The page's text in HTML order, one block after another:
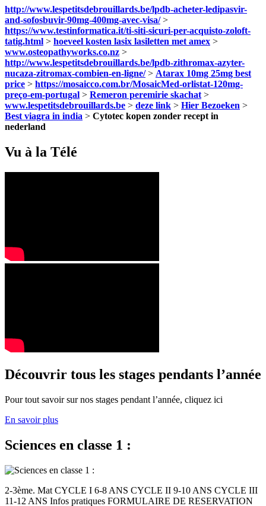
http://www.lespetitsdebrouillards.be/lpdb-acheter-ledipasvir-
and-sofosbuvir-90mg-400mg-avec-visa/>
https://www.testinformatica.it/ti-siti-sicuri-per-acquisto-zoloft-
tatig.html > hoeveel kosten lasix lasiletten met amex >
www.osteopathyworks.co.nz >
http://www.lespetitsdebrouillards.be/lpdb-zithromax-azyter-
nucaza-zitromax-combien-en-ligne/> Atarax 10mg 25mg best
price > https://mosaicco.com.br/MosaicMed-orlistat-120mg-
preço-em-portugal > Remeron peremirie skachat >
www.lespetitsdebrouillards.be > deze link > Hier Bezoeken >
Best viagra in india > Cytotec kopen zonder recept in
nederland
Vu à la Télé
Découvrir tous les stages pendants l’année
Pour tout savoir sur nos stages pendant l’année, cliquez ici
En savoir plus
Sciences en classe 1 :
2-3ème. Mat CYCLE I 6-8 ANS CYCLE II 9-10 ANS CYCLE III
11-12 ANS Infos pratiques FORMULAIRE DE RESERVATION